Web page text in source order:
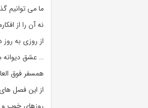
ما می توانیم
نه آن را از
از روزی به
… عشق دیوانه
همسفر فوق
از این فصل